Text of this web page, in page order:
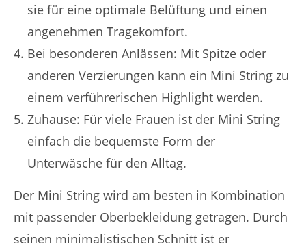
sie für eine optimale Belüftung und einen
angenehmen Tragekomfort.
Bei besonderen Anlässen: Mit Spitze oder
anderen Verzierungen kann ein Mini String zu
einem verführerischen Highlight werden.
Zuhause: Für viele Frauen ist der Mini String
einfach die bequemste Form der
Unterwäsche für den Alltag.
Der Mini String wird am besten in Kombination
mit passender Oberbekleidung getragen. Durch
seinen minimalistischen Schnitt ist er